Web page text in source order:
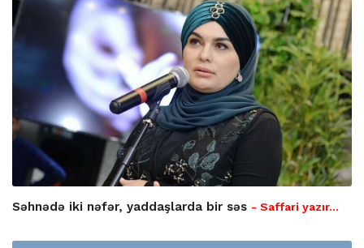
Səhnədə iki nəfər, yaddaşlarda bir səs - Saffari yazır…